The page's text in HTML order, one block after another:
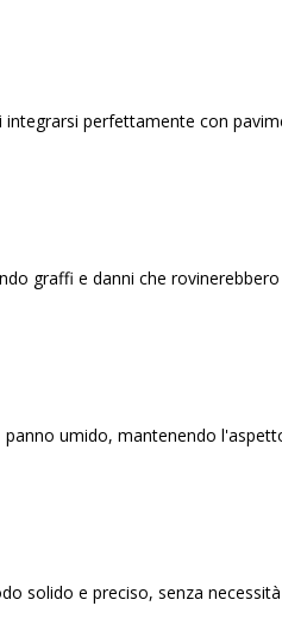
perfettamente con
graffi e danni che
umido, mantenendo
solido e preciso, senza